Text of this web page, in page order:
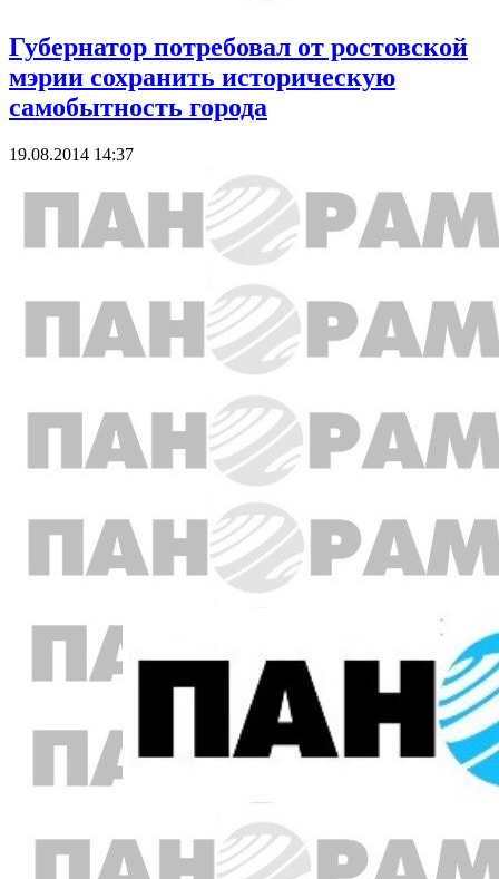
Губернатор потребовал от ростовской
мэрии сохранить историческую
самобытность города
19.08.2014 14:37